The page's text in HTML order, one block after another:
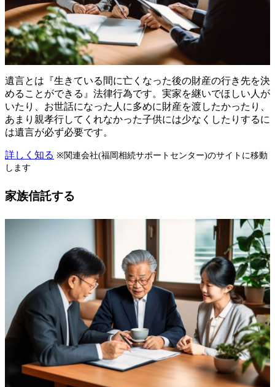
遺言とは『生きている間に亡くなった後の財産の行き先を決
めることができる』法律行為です。実家を継いでほしい人が
いたり、お世話になった人に多めに財産を渡したかったり、
あまり親孝行してくれなかった子供には少なくしたりするに
は遺言が必ず必要です。
詳しく知る ※関連会社(福岡相続サポートセンター)のサイトに移動
します
家族信託する